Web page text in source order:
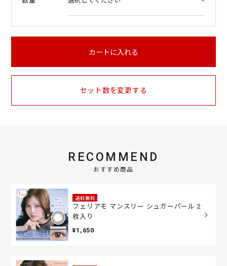
カートに入れる
セット数を変更する
RECOMMEND
おすすめ商品
送料無料
フェリアモ マンスリー シュガーパール 2
枚入り
¥1,650